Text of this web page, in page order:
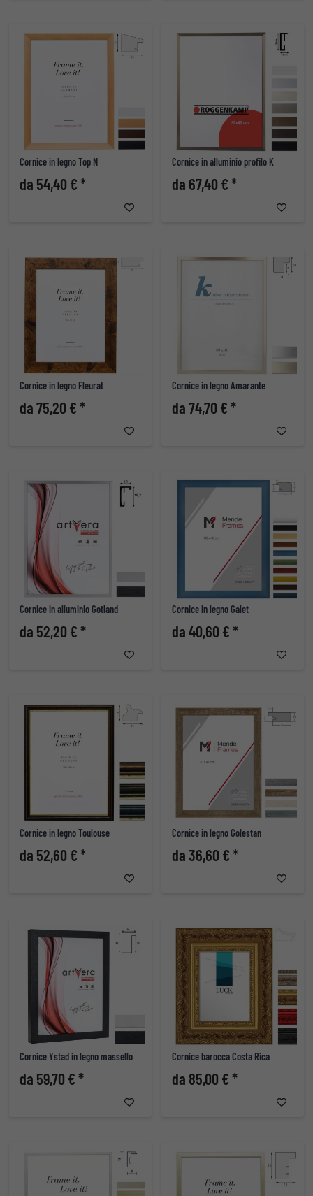
Cornice in legno Top N
da 54,40 € *
Cornice in alluminio profilo K
da 67,40 € *
Cornice in legno Fleurat
da 75,20 € *
Cornice in legno Amarante
da 74,70 € *
Cornice in alluminio Gotland
da 52,20 € *
Cornice in legno Galet
da 40,60 € *
Cornice in legno Toulouse
da 52,60 € *
Cornice in legno Golestan
da 36,60 € *
Cornice Ystad in legno massello
da 59,70 € *
Cornice barocca Costa Rica
da 85,00 € *